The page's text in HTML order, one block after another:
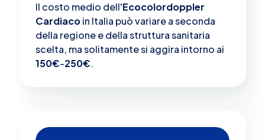
Il costo medio dell'Ecocolordoppler
Cardiacoin Italia può variare a seconda
della regione e della struttura sanitaria
scelta, ma solitamente si aggira intorno ai
150€-250€.